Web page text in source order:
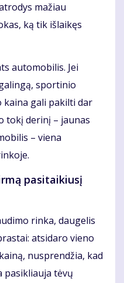
mažiau
ką tik išlaikęs
automobilis. Jei
sportinio
kaina gali pakilti dar
tokį derinį – jaunas
– viena
pasitaikiusį
rinka, daugelis
atsidaro vieno
nusprendžia, kad
pasikliauja tėvų